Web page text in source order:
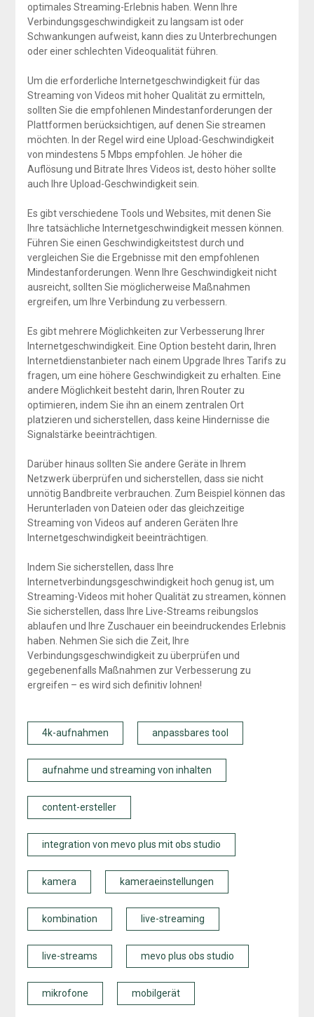
optimales Streaming-Erlebnis haben. Wenn Ihre
Verbindungsgeschwindigkeit zu langsam ist oder
Schwankungen aufweist, kann dies zu Unterbrechungen
oder einer schlechten Videoqualität führen.
Um die erforderliche Internetgeschwindigkeit für das
Streaming von Videos mit hoher Qualität zu ermitteln,
sollten Sie die empfohlenen Mindestanforderungen der
Plattformen berücksichtigen, auf denen Sie streamen
möchten. In der Regel wird eine Upload-Geschwindigkeit
von mindestens 5 Mbps empfohlen. Je höher die
Auflösung und Bitrate Ihres Videos ist, desto höher sollte
auch Ihre Upload-Geschwindigkeit sein.
Es gibt verschiedene Tools und Websites, mit denen Sie
Ihre tatsächliche Internetgeschwindigkeit messen können.
Führen Sie einen Geschwindigkeitstest durch und
vergleichen Sie die Ergebnisse mit den empfohlenen
Mindestanforderungen. Wenn Ihre Geschwindigkeit nicht
ausreicht, sollten Sie möglicherweise Maßnahmen
ergreifen, um Ihre Verbindung zu verbessern.
Es gibt mehrere Möglichkeiten zur Verbesserung Ihrer
Internetgeschwindigkeit. Eine Option besteht darin, Ihren
Internetdienstanbieter nach einem Upgrade Ihres Tarifs zu
fragen, um eine höhere Geschwindigkeit zu erhalten. Eine
andere Möglichkeit besteht darin, Ihren Router zu
optimieren, indem Sie ihn an einem zentralen Ort
platzieren und sicherstellen, dass keine Hindernisse die
Signalstärke beeinträchtigen.
Darüber hinaus sollten Sie andere Geräte in Ihrem
Netzwerk überprüfen und sicherstellen, dass sie nicht
unnötig Bandbreite verbrauchen. Zum Beispiel können das
Herunterladen von Dateien oder das gleichzeitige
Streaming von Videos auf anderen Geräten Ihre
Internetgeschwindigkeit beeinträchtigen.
Indem Sie sicherstellen, dass Ihre
Internetverbindungsgeschwindigkeit hoch genug ist, um
Streaming-Videos mit hoher Qualität zu streamen, können
Sie sicherstellen, dass Ihre Live-Streams reibungslos
ablaufen und Ihre Zuschauer ein beeindruckendes Erlebnis
haben. Nehmen Sie sich die Zeit, Ihre
Verbindungsgeschwindigkeit zu überprüfen und
gegebenenfalls Maßnahmen zur Verbesserung zu
ergreifen – es wird sich definitiv lohnen!
4k-aufnahmen anpassbares tool
aufnahme und streaming von inhalten
content-ersteller
integration von mevo plus mit obs studio
kamera kameraeinstellungen
kombination live-streaming
live-streams mevo plus obs studio
mikrofone mobilgerät